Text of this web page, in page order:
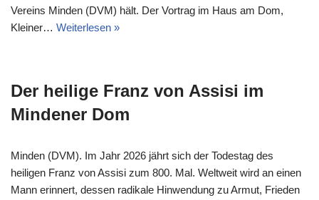
Vereins Minden (DVM) hält. Der Vortrag im Haus am Dom,
Kleiner… Weiterlesen »
Der heilige Franz von Assisi im
Mindener Dom
Minden (DVM). Im Jahr 2026 jährt sich der Todestag des
heiligen Franz von Assisi zum 800. Mal. Weltweit wird an einen
Mann erinnert, dessen radikale Hinwendung zu Armut, Frieden